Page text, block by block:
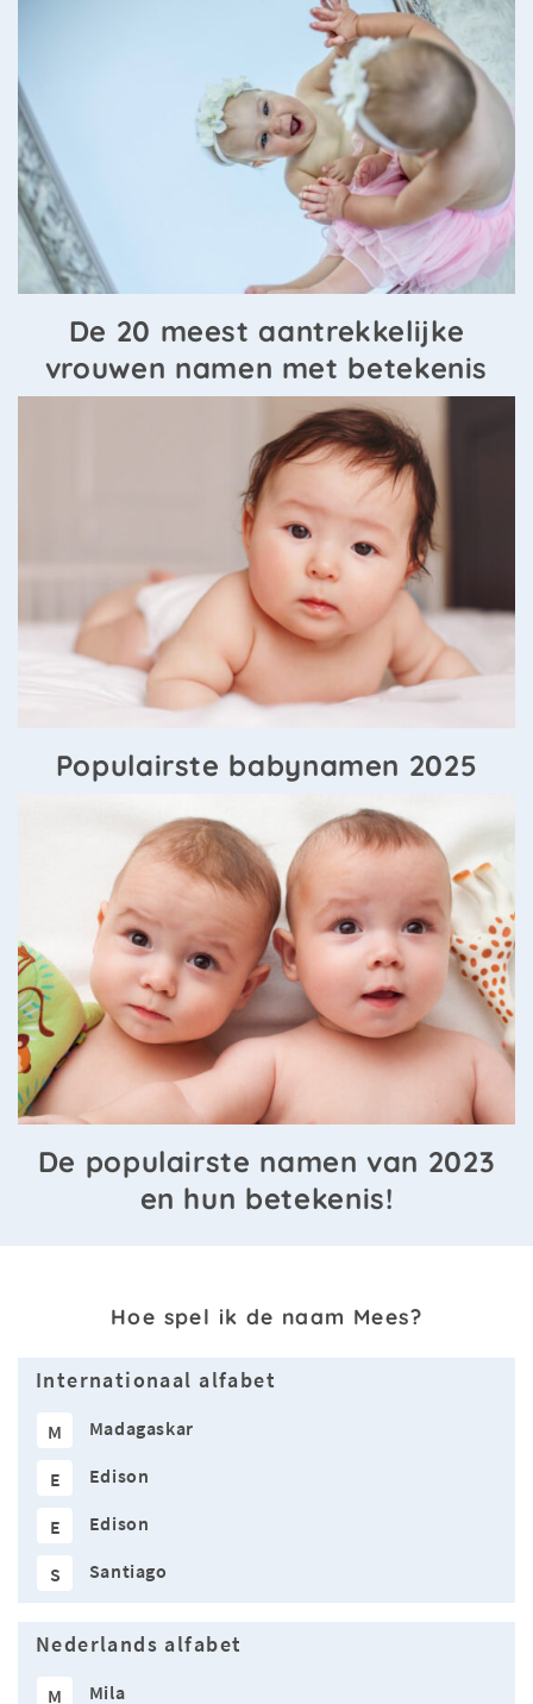
De 20 meest aantrekkelijke
vrouwen namen met betekenis
Populairste babynamen 2025
De populairste namen van 2023
en hun betekenis!
Hoe spel ik de naam Mees?
Internationaal alfabet
M Madagaskar
E Edison
E Edison
S Santiago
Nederlands alfabet
M Mila